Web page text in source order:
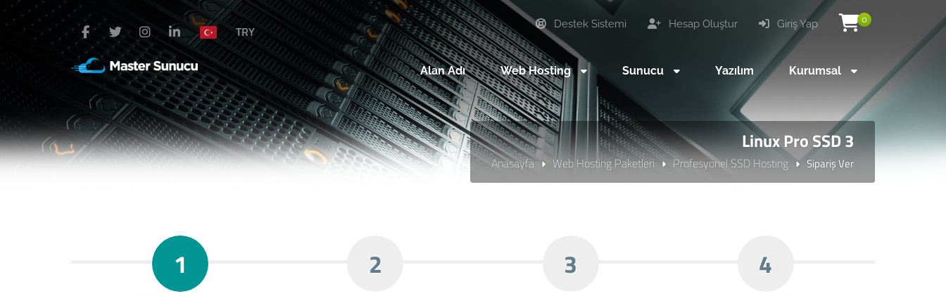
0
Giriş Yap
Hesap Oluştur
Destek Sistemi
TRY
Alan Adı Web Hosting Sunucu Yazılım Kurumsal
Linux Pro SSD 3
Anasayfa Web Hosting Paketleri Profesyonel SSD Hosting Sipariş Ver
1 2 3 4